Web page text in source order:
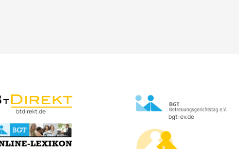
btdirekt.de
bgt-ev.de